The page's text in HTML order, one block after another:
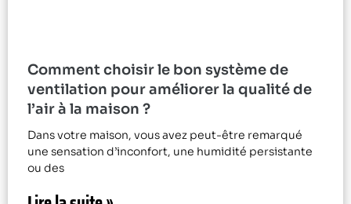
Comment choisir le bon système de
ventilation pour améliorer la qualité de
l’air à la maison ?
Dans votre maison, vous avez peut-être remarqué
une sensation d’inconfort, une humidité persistante
ou des